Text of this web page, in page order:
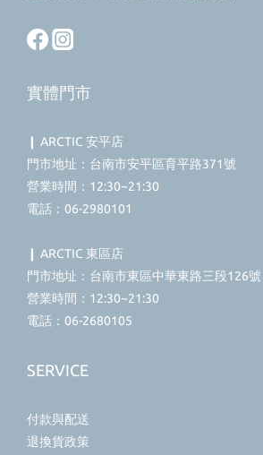
實體門市
❙ ARCTIC 安平店
門市地址：台南市安平區育平路371號
營業時間：12:30~21:30
電話：06-2980101
❙ ARCTIC 東區店
門市地址：台南市東區中華東路三段126號
營業時間：12:30~21:30
電話：06-2680105
SERVICE
付款與配送
退換貨政策